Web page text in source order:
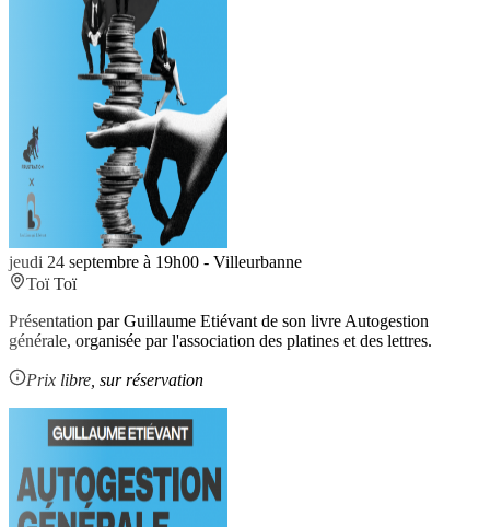
jeudi 24 septembre à 19h00 - Villeurbanne
Toï Toï
Présentation par Guillaume Etiévant de son livre Autogestion
générale, organisée par l'association des platines et des lettres.
Prix libre, sur réservation